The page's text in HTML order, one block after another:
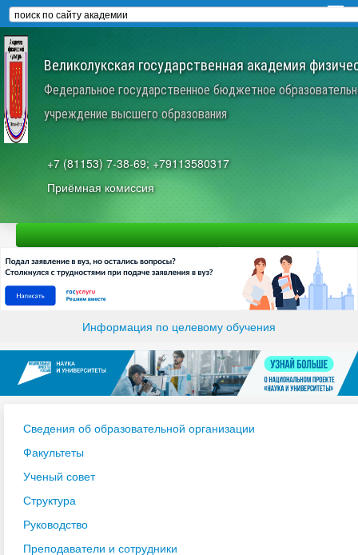
Великолукская государственная академия
Федеральное государственное бюджетное
учреждение высшего образования
+7 (81153) 7-38-69; +79113580317
Приёмная комиссия
Информация по целевому обучения
Сведения об образовательной организации
Факультеты
Ученый совет
Структура
Руководство
Преподаватели и сотрудники